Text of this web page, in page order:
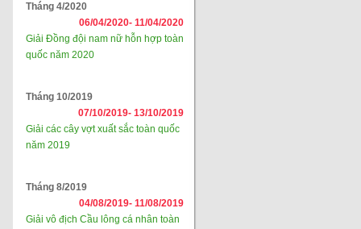
Tháng 4/2020
06/04/2020- 11/04/2020
Giải Đồng đội nam nữ hỗn hợp toàn
quốc năm 2020
Tháng 10/2019
07/10/2019- 13/10/2019
Giải các cây vợt xuất sắc toàn quốc
năm 2019
Tháng 8/2019
04/08/2019- 11/08/2019
Giải vô địch Cầu lông cá nhân toàn